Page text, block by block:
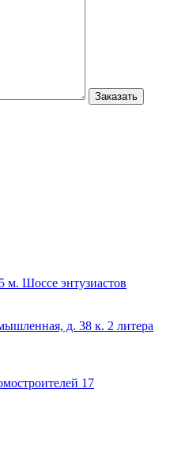
м. Шоссе энтузиастов
д. 38 к. 2 литера
17